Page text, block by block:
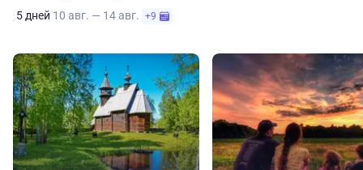
5 дней 10 авг. — 14 авг. +9